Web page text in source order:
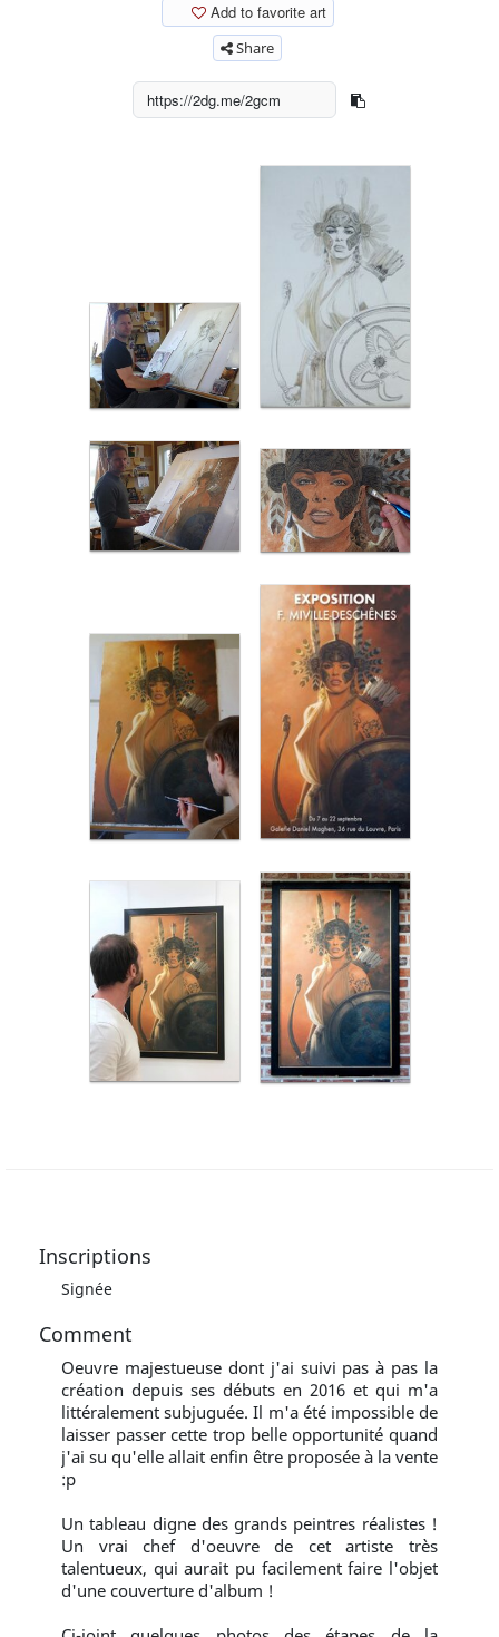
Add to favorite art
Share
Inscriptions
Signée
Comment
Oeuvre majestueuse dont j'ai suivi pas à pas la
création depuis ses débuts en 2016 et qui m'a
littéralement subjuguée. Il m'a été impossible de
laisser passer cette trop belle opportunité quand
j'ai su qu'elle allait enfin être proposée à la vente
:p
Un tableau digne des grands peintres réalistes !
Un vrai chef d'oeuvre de cet artiste très
talentueux, qui aurait pu facilement faire l'objet
d'une couverture d'album !